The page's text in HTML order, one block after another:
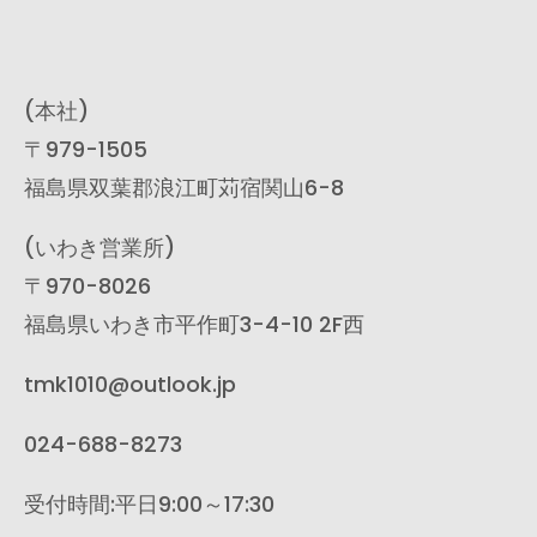
(本社)
〒979-1505
福島県双葉郡浪江町苅宿関山6-8
(いわき営業所)
〒970-8026
福島県いわき市平作町3-4-10 2F西
tmk1010@outlook.jp
024-688-8273
受付時間:平日9:00～17:30